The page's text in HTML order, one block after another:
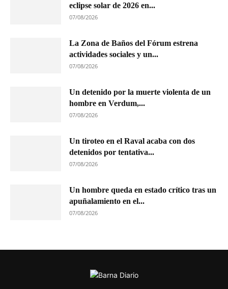
eclipse solar de 2026 en...
07/08/2026
La Zona de Baños del Fórum estrena
actividades sociales y un...
07/08/2026
Un detenido por la muerte violenta de un
hombre en Verdum,...
07/08/2026
Un tiroteo en el Raval acaba con dos
detenidos por tentativa...
07/08/2026
Un hombre queda en estado crítico tras un
apuñalamiento en el...
07/08/2026